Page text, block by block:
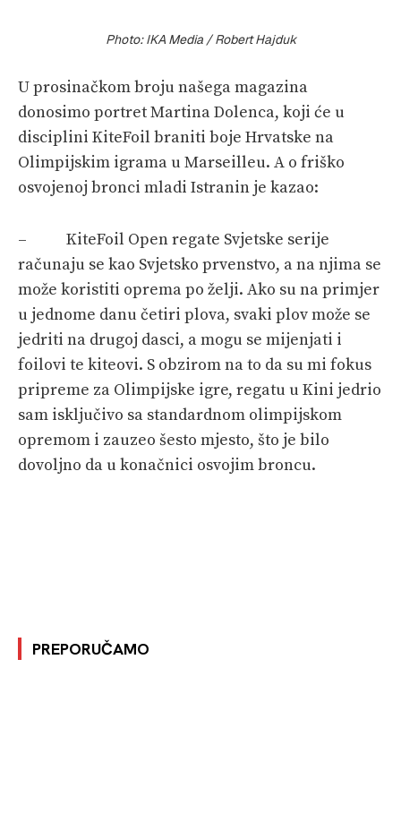
Photo: IKA Media / Robert Hajduk
U prosinačkom broju našega magazina
donosimo portret Martina Dolenca, koji će u
disciplini KiteFoil braniti boje Hrvatske na
Olimpijskim igrama u Marseilleu. A o friško
osvojenoj bronci mladi Istranin je kazao:
– KiteFoil Open regate Svjetske serije
računaju se kao Svjetsko prvenstvo, a na njima se
može koristiti oprema po želji. Ako su na primjer
u jednome danu četiri plova, svaki plov može se
jedriti na drugoj dasci, a mogu se mijenjati i
foilovi te kiteovi. S obzirom na to da su mi fokus
pripreme za Olimpijske igre, regatu u Kini jedrio
sam isključivo sa standardnom olimpijskom
opremom i zauzeo šesto mjesto, što je bilo
dovoljno da u konačnici osvojim broncu.
PREPORUČAMO